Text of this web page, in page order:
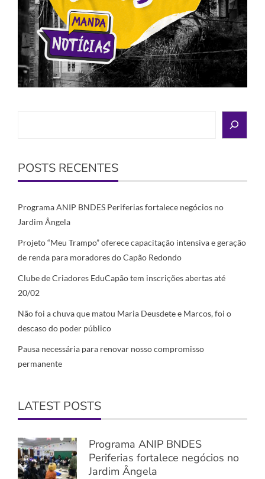
POSTS RECENTES
Programa ANIP BNDES Periferias fortalece negócios no
Jardim Ângela
Projeto “Meu Trampo” oferece capacitação intensiva e geração
de renda para moradores do Capão Redondo
Clube de Criadores EduCapão tem inscrições abertas até
20/02
Não foi a chuva que matou Maria Deusdete e Marcos, foi o
descaso do poder público
Pausa necessária para renovar nosso compromisso
permanente
LATEST POSTS
Programa ANIP BNDES
Periferias fortalece negócios no
Jardim Ângela